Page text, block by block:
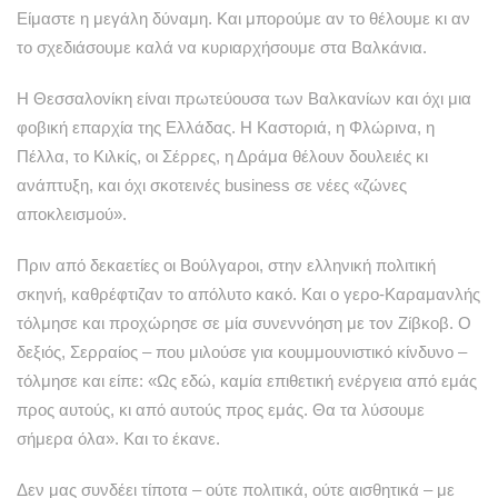
Είμαστε η μεγάλη δύναμη. Και μπορούμε αν το θέλουμε κι αν
το σχεδιάσουμε καλά να κυριαρχήσουμε στα Βαλκάνια.
Η Θεσσαλονίκη είναι πρωτεύουσα των Βαλκανίων και όχι μια
φοβική επαρχία της Ελλάδας. Η Καστοριά, η Φλώρινα, η
Πέλλα, το Κιλκίς, οι Σέρρες, η Δράμα θέλουν δουλειές κι
ανάπτυξη, και όχι σκοτεινές business σε νέες «ζώνες
αποκλεισμού».
Πριν από δεκαετίες οι Βούλγαροι, στην ελληνική πολιτική
σκηνή, καθρέφτιζαν το απόλυτο κακό. Και ο γερο-Καραμανλής
τόλμησε και προχώρησε σε μία συνεννόηση με τον Ζίβκοβ. Ο
δεξιός, Σερραίος – που μιλούσε για κουμμουνιστικό κίνδυνο –
τόλμησε και είπε: «Ως εδώ, καμία επιθετική ενέργεια από εμάς
προς αυτούς, κι από αυτούς προς εμάς. Θα τα λύσουμε
σήμερα όλα». Kαι το έκανε.
Δεν μας συνδέει τίποτα – ούτε πολιτικά, ούτε αισθητικά – με